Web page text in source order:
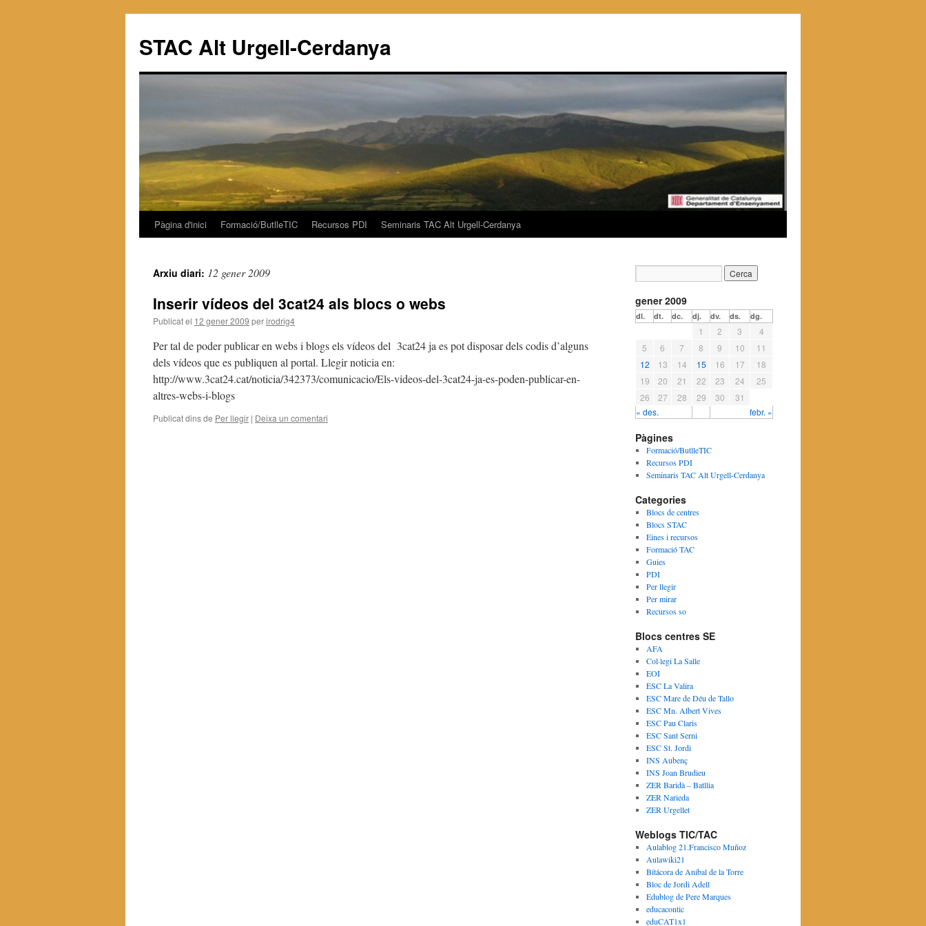
STAC Alt Urgell-Cerdanya
Vés
contingut
Pàgina d'inici Formació/ButlleTIC Recursos PDI Seminaris TAC Alt Urgell-Cerdanya
Arxiu diari: 12 gener 2009
Inserir vídeos del 3cat24 als blocs o webs
Publicat el 12 gener 2009 perirodrig4
Per tal de poder publicar en webs i blogs els vídeos del 3cat24 ja es pot disposar dels codis d’alguns
dels vídeos que es publiquen al portal. Llegir noticia en:
http://www.3cat24.cat/noticia/342373/comunicacio/Els-videos-del-3cat24-ja-es-poden-publicar-en-
altres-webs-i-blogs
Publicat dins de Per llegir | Deixa un comentari
gener 2009
dl. dt. dc. dj. dv. ds. dg.
« des. febr. »
1 2 3
4
5
6 7 8 9 10
11
12
13 14 15 16 17
18
19
20 21 22 23 24
25
26
27 28 29 30 31
Pàgines
Formació/ButlleTIC
Recursos PDI
Seminaris TAC Alt Urgell-Cerdanya
Categories
Blocs de centres
Blocs STAC
Eines i recursos
Formació TAC
Guies
PDI
Per llegir
Per mirar
Recursos so
Blocs centres SE
AFA
Col·legi La Salle
EOI
ESC La Valira
ESC Mare de Déu de Tallo
ESC Mn. Albert Vives
ESC Pau Claris
ESC Sant Serni
ESC St. Jordi
INS Aubenç
INS Joan Brudieu
ZER Baridà – Batllia
ZER Narieda
ZER Urgellet
Weblogs TIC/TAC
Aulablog 21.Francisco Muñoz
Aulawiki21
Bitácora de Anibal de la Torre
Bloc de Jordi Adell
Edublog de Pere Marques
educacontic
eduCAT1x1